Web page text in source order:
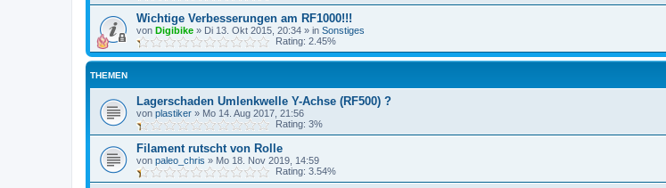
Wichtige Verbesserungen am RF1000!!!
von Digibike » Di 13. Okt 2015, 20:34 » in Sonstiges
Rating: 2.45%
THEMEN
Lagerschaden Umlenkwelle Y-Achse (RF500) ?
von plastiker » Mo 14. Aug 2017, 21:56
Rating: 3%
Filament rutscht von Rolle
von paleo_chris » Mo 18. Nov 2019, 14:59
Rating: 3.54%